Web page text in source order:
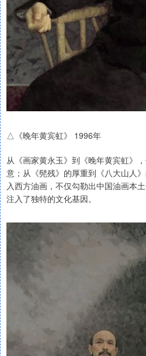
△《晚年黄宾虹》 1996年
从《画家黄永玉》到《晚年黄宾虹》
意；从《髡残》的厚重到《八大山人
入西方油画，不仅勾勒出中国油画本
注入了独特的文化基因。